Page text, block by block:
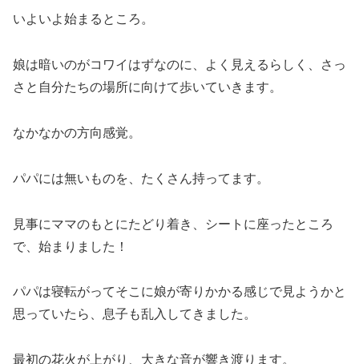
いよいよ始まるところ。
娘は暗いのがコワイはずなのに、よく見えるらしく、さっ
さと自分たちの場所に向けて歩いていきます。
なかなかの方向感覚。
パパには無いものを、たくさん持ってます。
見事にママのもとにたどり着き、シートに座ったところ
で、始まりました！
パパは寝転がってそこに娘が寄りかかる感じで見ようかと
思っていたら、息子も乱入してきました。
最初の花火が上がり、大きな音が響き渡ります。